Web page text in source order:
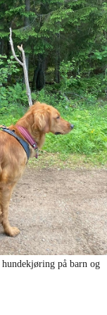
på barn og